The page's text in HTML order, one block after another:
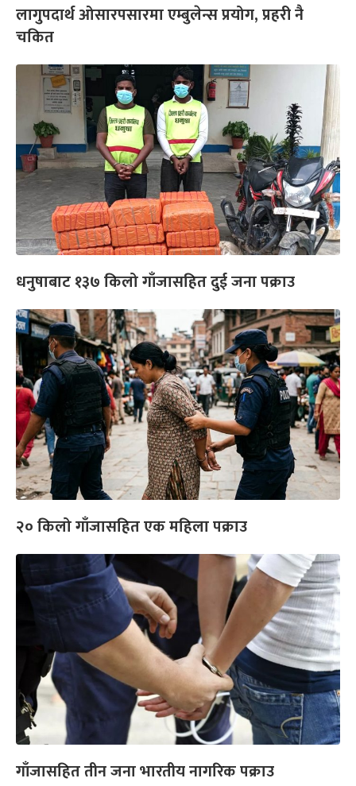
लागुपदार्थ ओसारपसारमा एम्बुलेन्स प्रयोग, प्रहरी नै
चकित
धनुषाबाट १३७ किलो गाँजासहित दुई जना पक्राउ
‍२० किलो गाँजासहित एक महिला पक्राउ
गाँजासहित तीन जना भारतीय नागरिक पक्राउ